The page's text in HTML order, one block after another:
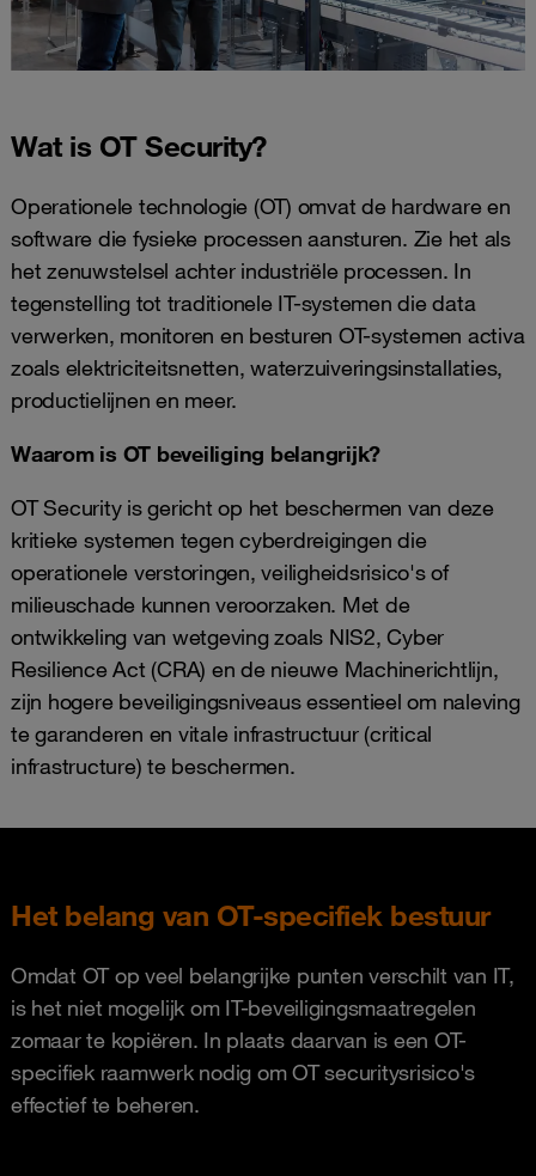
Wat is OT Security?
Operationele technologie (OT) omvat de hardware en
software die fysieke processen aansturen. Zie het als
het zenuwstelsel achter industriële processen. In
tegenstelling tot traditionele IT-systemen die data
verwerken, monitoren en besturen OT-systemen activa
zoals elektriciteitsnetten, waterzuiveringsinstallaties,
productielijnen en meer.
Waarom is OT beveiliging belangrijk?
OT Security is gericht op het beschermen van deze
kritieke systemen tegen cyberdreigingen die
operationele verstoringen, veiligheidsrisico's of
milieuschade kunnen veroorzaken. Met de
ontwikkeling van wetgeving zoals NIS2, Cyber
Resilience Act (CRA) en de nieuwe Machinerichtlijn,
zijn hogere beveiligingsniveaus essentieel om naleving
te garanderen en vitale infrastructuur (critical
infrastructure) te beschermen.
Het belang van OT-specifiek bestuur
Omdat OT op veel belangrijke punten verschilt van IT,
is het niet mogelijk om IT-beveiligingsmaatregelen
zomaar te kopiëren. In plaats daarvan is een OT-
specifiek raamwerk nodig om OT securitysrisico's
effectief te beheren.